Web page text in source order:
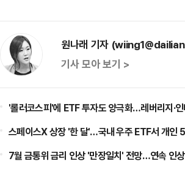
원나래 기자
기사 모아 보기 >
'롤러코스피'에 ETF 투자도 양극화…레버리지·
스페이스X 상장 '한 달'…국내 우주 ETF서 개인
7월 금통위 금리 인상 '만장일치' 전망…연속 인